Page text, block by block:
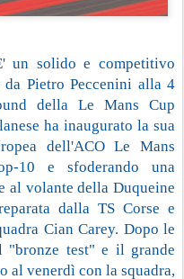
un solido e competitivo
Pietro Peccenini alla 4
della Le Mans Cup
ha inaugurato la sua
dell'ACO Le Mans
10 e sfoderando una
al volante della Duqueine
dalla TS Corse e
Cian Carey. Dopo le
"bronze test" e il grande
al venerdì con la squadra,